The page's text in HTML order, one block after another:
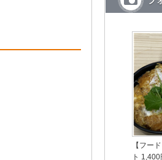
【フー
ト 1,400